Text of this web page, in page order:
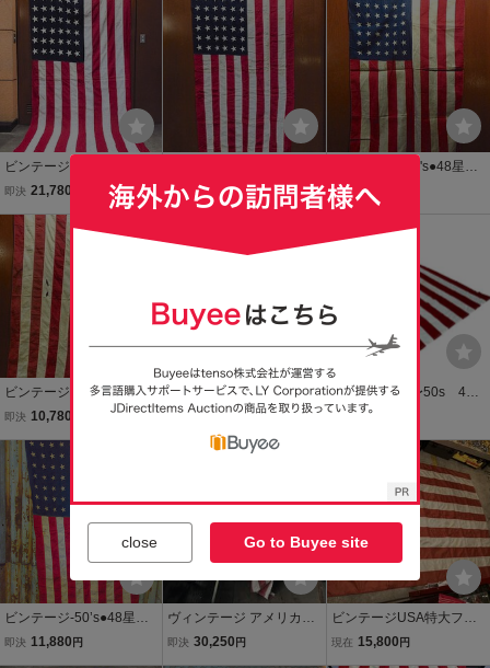
雑貨 アンティーク 251
雑貨
繍フェード最高古着遠保
什器インテリア雑貨
ビンテージ~40's●48星ア
メリカ星条旗size 約290c
m×約145cm●260317m5-
signサインバナーインテ
リア雑貨
即決 21,780
メリカ星条旗size 約100c
m×約198cm●251027m4-
リア雑貨
即決 14,080円
ビンテージ~50's●48星ア
メリカ星条旗size 約85cm
×約57cm●250326m2-sig
nサインバナーインテリア
雑貨
即決 7,480
ビンテージ~40's●48星ア
メリカ星条旗size約164c
signバナーサインインテ
リア雑貨
即決 10,780
ビンテージ60's70's●50星
アメリカ星条旗 size 83c
m×146cm●220115r9-sign
米国旗雑貨インテリアバ
即決 5,280円
ビンテージ 〜50s 48
スター 特大 星条旗
旗 ディスプレイ イン
テリア 雑貨 アンティ
ーク 2606
現在 23,000
ビンテージ-50’s●48星ア
メリカ星条旗size 77cm×1
即決 11,880 円
ヴィンテージ アメリカン
フラッグ 90x150cm 50ス
即決 30,250 円
ビンテージUSA特大フラ
ッグ星条旗2西海岸サーフ
現在 15,800 円
close Go to Buyee site